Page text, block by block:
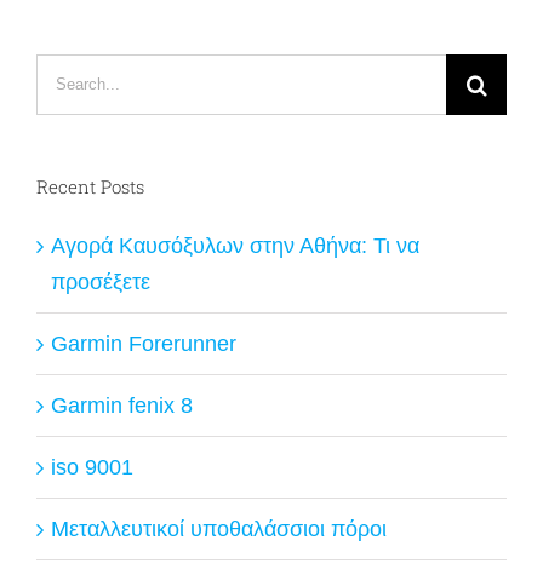
Recent Posts
Αγορά Καυσόξυλων στην Αθήνα: Τι να
προσέξετε
Garmin Forerunner
Garmin fenix 8
iso 9001
Μεταλλευτικοί υποθαλάσσιοι πόροι